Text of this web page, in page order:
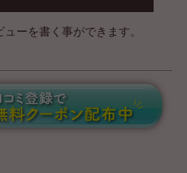
ーを書く事ができます。